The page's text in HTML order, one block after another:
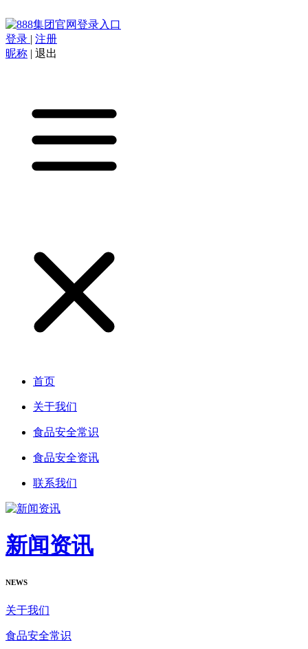
登录 | 注册
昵称 | 退出
首页
关于我们
食品安全常识
食品安全资讯
联系我们
新闻资讯
NEWS
关于我们
食品安全常识